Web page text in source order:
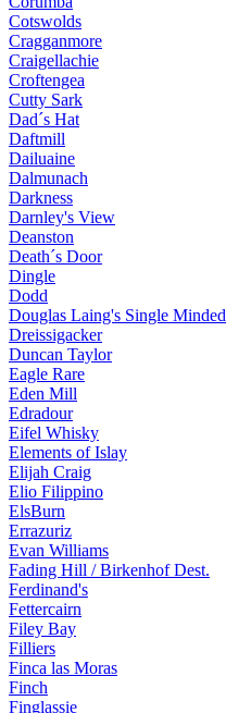
Cotswolds
Cragganmore
Craigellachie
Croftengea
Cutty Sark
Dad´s Hat
Daftmill
Dailuaine
Dalmunach
Darkness
Darnley's View
Deanston
Death´s Door
Dingle
Dodd
Douglas Laing's Single Minded
Dreissigacker
Duncan Taylor
Eagle Rare
Eden Mill
Edradour
Eifel Whisky
Elements of Islay
Elijah Craig
Elio Filippino
ElsBurn
Errazuriz
Evan Williams
Fading Hill / Birkenhof Dest.
Ferdinand's
Fettercairn
Filey Bay
Filliers
Finca las Moras
Finch
Finglassie